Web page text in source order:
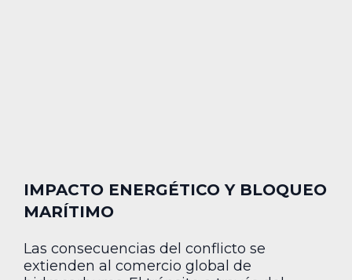
IMPACTO ENERGÉTICO Y BLOQUEO
MARÍTIMO
Las consecuencias del conflicto se
extienden al comercio global de